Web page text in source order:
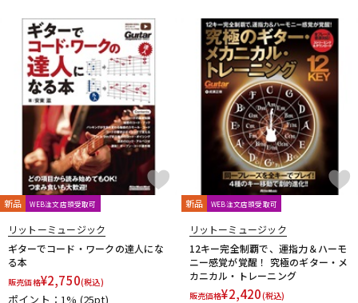
新品 WEB注文店頭受取可
リットーミュージック
ギターでコード・ワークの達人にな
る本
販売価格¥2,750(税込)
ポイント：1% (25pt)
新品 WEB注文店頭受取可
リットーミュージック
12キー完全制覇で、運指力＆ハーモ
ニー感覚が覚醒！ 究極のギター・メ
カニカル・トレーニング
販売価格¥2,420(税込)